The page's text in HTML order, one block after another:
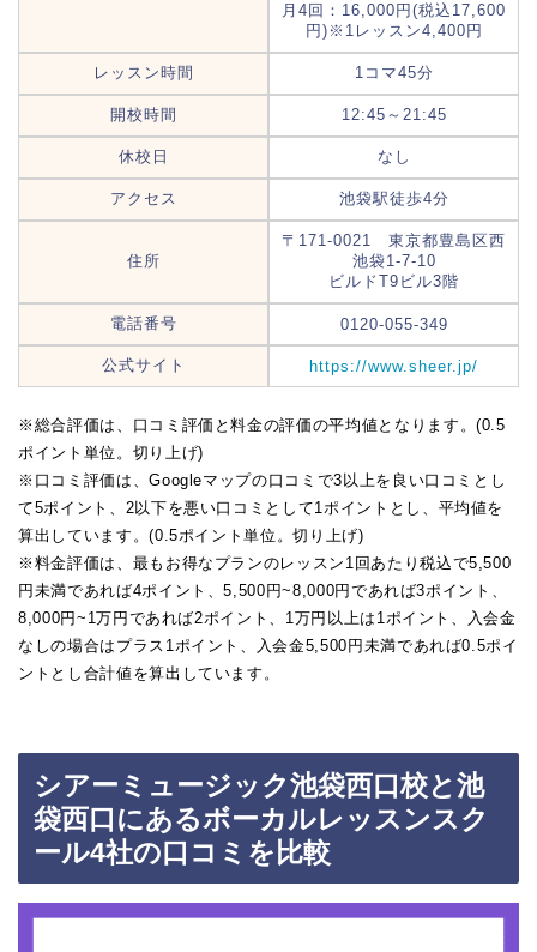
月4回：16,000円(税込17,600
円)※1レッスン4,400円
レッスン時間 1コマ45分
開校時間 12:45～21:45
休校日 なし
アクセス 池袋駅徒歩4分
住所
〒171-0021 東京都豊島区西
池袋1-7-10
ビルドT9ビル3階
電話番号 0120-055-349
公式サイト https://www.sheer.jp/
※総合評価は、口コミ評価と料金の評価の平均値となります。(0.5
ポイント単位。切り上げ)
※口コミ評価は、Googleマップの口コミで3以上を良い口コミとし
て5ポイント、2以下を悪い口コミとして1ポイントとし、平均値を
算出しています。(0.5ポイント単位。切り上げ)
※料金評価は、最もお得なプランのレッスン1回あたり税込で5,500
円未満であれば4ポイント、5,500円~8,000円であれば3ポイント、
8,000円~1万円であれば2ポイント、1万円以上は1ポイント、入会金
なしの場合はプラス1ポイント、入会金5,500円未満であれば0.5ポイ
ントとし合計値を算出しています。
シアーミュージック池袋西口校と池
袋西口にあるボーカルレッスンスク
ール4社の口コミを比較